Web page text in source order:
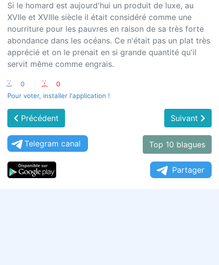
Si le homard est aujourd'hui un produit de luxe, au
XVIIe et XVIIIe siècle il était considéré comme une
nourriture pour les pauvres en raison de sa très forte
abondance dans les océans. Ce n'était pas un plat très
apprécié et on le prenait en si grande quantité qu'il
servit même comme engrais.
:-) 0 :-(
0
Pour voter, installer l'application !
Précédent Suivant
Telegram canal Top 10 blagues
Partager